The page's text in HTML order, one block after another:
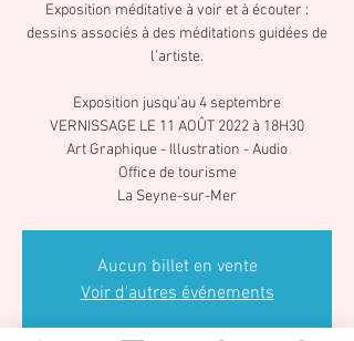
Exposition méditative à voir et à écouter :
dessins associés à des méditations guidées de
l’artiste.
Exposition jusqu’au 4 septembre
VERNISSAGE LE 11 AOÛT 2022 à 18H30
Art Graphique - Illustration - Audio
Office de tourisme
La Seyne-sur-Mer
Aucun billet en vente
Voir d'autres événements